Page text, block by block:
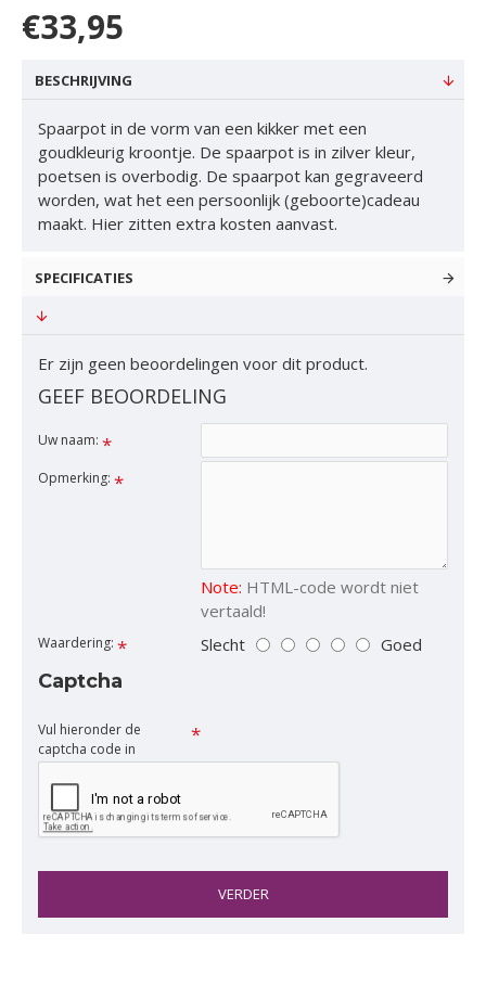
€33,95
BESCHRIJVING
Spaarpot in de vorm van een kikker met een
goudkleurig kroontje. De spaarpot is in zilver kleur,
poetsen is overbodig. De spaarpot kan gegraveerd
worden, wat het een persoonlijk (geboorte)cadeau
maakt. Hier zitten extra kosten aanvast.
SPECIFICATIES
Er zijn geen beoordelingen voor dit product.
GEEF BEOORDELING
Uw naam:
Opmerking:
Note: HTML-code wordt niet
vertaald!
Waardering: Slecht Goed
Captcha
Vul hieronder de
captcha code in
VERDER